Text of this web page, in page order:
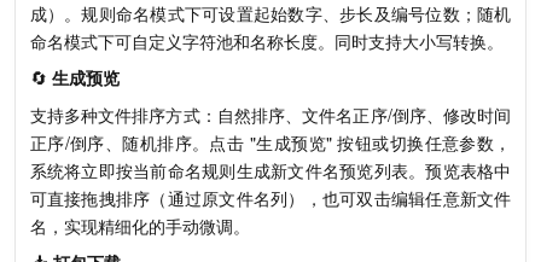
成）。规则命名模式下可设置起始数字、步长及编号位数；随机
命名模式下可自定义字符池和名称长度。同时支持大小写转换。
🔄 生成预览
支持多种文件排序方式：自然排序、文件名正序/倒序、修改时间
正序/倒序、随机排序。点击 "生成预览" 按钮或切换任意参数，
系统将立即按当前命名规则生成新文件名预览列表。预览表格中
可直接拖拽排序（通过原文件名列），也可双击编辑任意新文件
名，实现精细化的手动微调。